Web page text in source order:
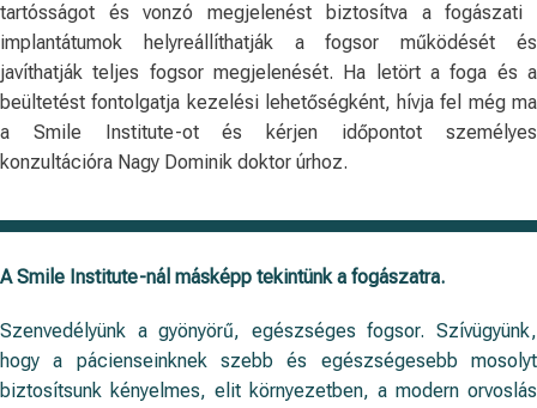
tartósságot és vonzó megjelenést biztosítva a fogászati ​​
implantátumok helyreállíthatják a fogsor működését és
javíthatják teljes fogsor megjelenését. Ha letört a foga és a
beültetést fontolgatja kezelési lehetőségként, hívja fel még ma
a Smile Institute-ot és kérjen időpontot személyes
konzultációra Nagy Dominik doktor úrhoz.
A Smile Institute-nál másképp tekintünk a fogászatra.
Szenvedélyünk a gyönyörű, egészséges fogsor. Szívügyünk,
hogy a pácienseinknek szebb és egészségesebb mosolyt
biztosítsunk kényelmes, elit környezetben, a modern orvoslás